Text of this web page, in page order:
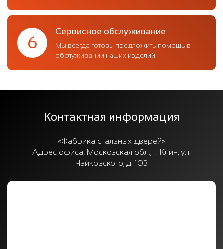
6
Сервисное обслуживание
Мы всегда готовы предложить помощь в
обслуживании наших изделий
Контактная информация
«Фабрика стальных дверей»
Адрес офиса: Московская обл., г. Клин, ул.
Чайковского, д. 103